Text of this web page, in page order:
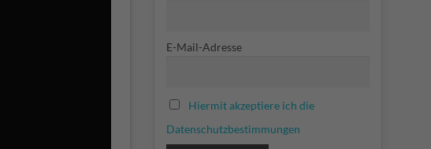
E-Mail-Adresse
Hiermit akzeptiere ich die
Datenschutzbestimmungen